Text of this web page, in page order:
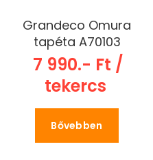
Grandeco Omura
tapéta A70103
7 990.- Ft /
tekercs
Bővebben